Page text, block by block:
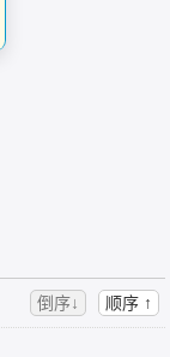
倒序↓ 顺序 ↑